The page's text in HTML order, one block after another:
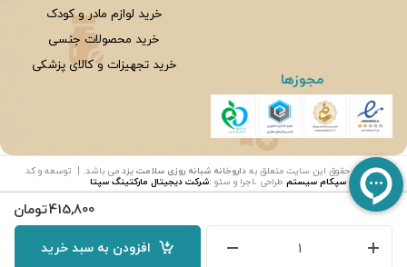
415,800تومان
افزودن به سبد خرید
مجوزها
خرید لوازم مادر و کودک
خرید محصولات جنسی
خرید تجهیزات و کالای پزشکی
© تمامی حقوق این سایت متعلق بهداروخانه شبانه روزی سلامت یزدمی باشد. | توسعه و کد
نویسی:سپکام سیستم طراحی ،اجرا و سئو :شرکت دیجیتال مارکتینگ سپتا